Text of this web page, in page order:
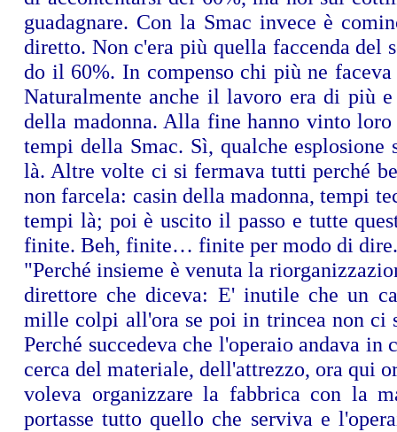
guadagnare. Con la Smac invece è
diretto. Non c'era più quella faccenda del
do il 60%. In compenso chi più ne
Naturalmente anche il lavoro era di più
della madonna. Alla fine hanno vinto loro
tempi della Smac. Sì, qualche esplosione
là. Altre volte ci si fermava tutti perché
non farcela: casin della madonna, tempi
tempi là; poi è uscito il passo e tutte
finite. Beh, finite… finite per modo di dire.
"Perché insieme è venuta la
direttore che diceva: E' inutile che un
mille colpi all'ora se poi in trincea non ci
Perché succedeva che l'operaio andava in
cerca del materiale, dell'attrezzo, ora qui
voleva organizzare la fabbrica con la
portasse tutto quello che serviva e